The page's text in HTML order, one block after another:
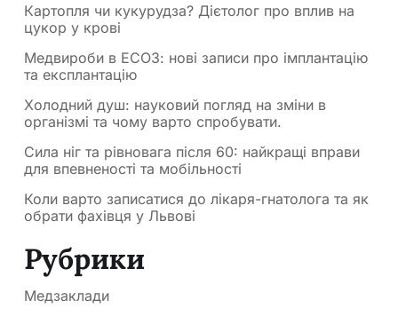
Картопля чи кукурудза? Дієтолог про вплив на
цукор у крові
Медвироби в ЕСОЗ: нові записи про імплантацію
та експлантацію
Холодний душ: науковий погляд на зміни в
організмі та чому варто спробувати.
Сила ніг та рівновага після 60: найкращі вправи
для впевненості та мобільності
Коли варто записатися до лікаря-гнатолога та як
обрати фахівця у Львові
Рубрики
Медзаклади